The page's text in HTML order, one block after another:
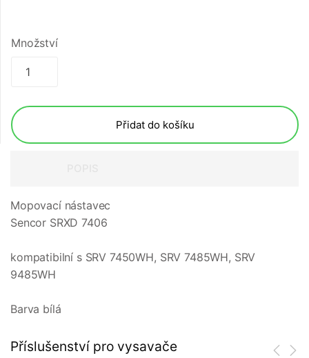
Množství
Přidat do košíku
Mopovací nástavec
Sencor SRXD 7406
kompatibilní s SRV 7450WH, SRV 7485WH, SRV
9485WH
Barva bílá
Příslušenství pro vysavače